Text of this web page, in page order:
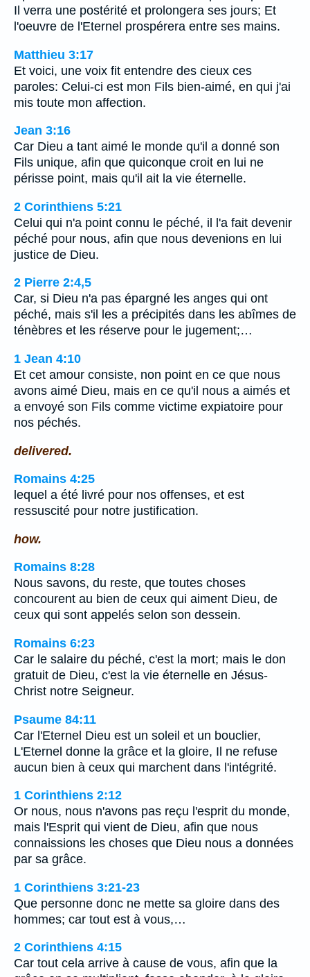
Il verra une postérité et prolongera ses jours; Et
l'oeuvre de l'Eternel prospérera entre ses mains.
Matthieu 3:17
Et voici, une voix fit entendre des cieux ces
paroles: Celui-ci est mon Fils bien-aimé, en qui j'ai
mis toute mon affection.
Jean 3:16
Car Dieu a tant aimé le monde qu'il a donné son
Fils unique, afin que quiconque croit en lui ne
périsse point, mais qu'il ait la vie éternelle.
2 Corinthiens 5:21
Celui qui n'a point connu le péché, il l'a fait devenir
péché pour nous, afin que nous devenions en lui
justice de Dieu.
2 Pierre 2:4,5
Car, si Dieu n'a pas épargné les anges qui ont
péché, mais s'il les a précipités dans les abîmes de
ténèbres et les réserve pour le jugement;…
1 Jean 4:10
Et cet amour consiste, non point en ce que nous
avons aimé Dieu, mais en ce qu'il nous a aimés et
a envoyé son Fils comme victime expiatoire pour
nos péchés.
delivered.
Romains 4:25
lequel a été livré pour nos offenses, et est
ressuscité pour notre justification.
how.
Romains 8:28
Nous savons, du reste, que toutes choses
concourent au bien de ceux qui aiment Dieu, de
ceux qui sont appelés selon son dessein.
Romains 6:23
Car le salaire du péché, c'est la mort; mais le don
gratuit de Dieu, c'est la vie éternelle en Jésus-
Christ notre Seigneur.
Psaume 84:11
Car l'Eternel Dieu est un soleil et un bouclier,
L'Eternel donne la grâce et la gloire, Il ne refuse
aucun bien à ceux qui marchent dans l'intégrité.
1 Corinthiens 2:12
Or nous, nous n'avons pas reçu l'esprit du monde,
mais l'Esprit qui vient de Dieu, afin que nous
connaissions les choses que Dieu nous a données
par sa grâce.
1 Corinthiens 3:21-23
Que personne donc ne mette sa gloire dans des
hommes; car tout est à vous,…
2 Corinthiens 4:15
Car tout cela arrive à cause de vous, afin que la